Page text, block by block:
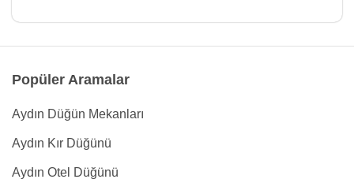
Popüler Aramalar
Aydın Düğün Mekanları
Aydın Kır Düğünü
Aydın Otel Düğünü